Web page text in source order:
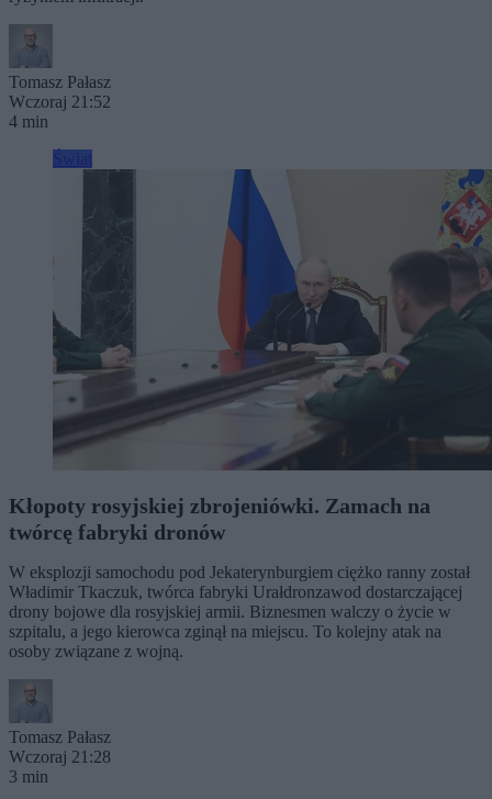
Tomasz Pałasz
Wczoraj 21:52
4 min
Kłopoty rosyjskiej zbrojeniówki. Zamach na
twórcę fabryki dronów
W eksplozji samochodu pod Jekaterynburgiem ciężko ranny został
Władimir Tkaczuk, twórca fabryki Urałdronzawod dostarczającej
drony bojowe dla rosyjskiej armii. Biznesmen walczy o życie w
szpitalu, a jego kierowca zginął na miejscu. To kolejny atak na
osoby związane z wojną.
Tomasz Pałasz
Wczoraj 21:28
3 min